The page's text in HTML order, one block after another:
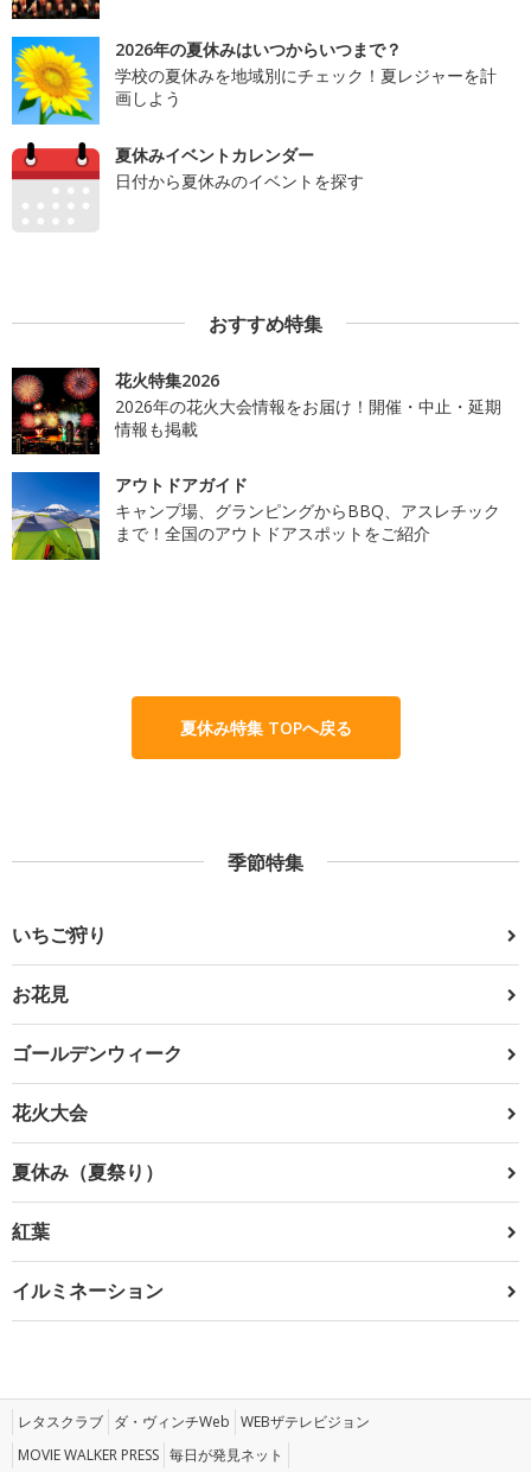
2026年の夏休みはいつからいつまで？
学校の夏休みを地域別にチェック！夏レジャーを計
画しよう
夏休みイベントカレンダー
日付から夏休みのイベントを探す
おすすめ特集
花火特集2026
2026年の花火大会情報をお届け！開催・中止・延期
情報も掲載
アウトドアガイド
キャンプ場、グランピングからBBQ、アスレチック
まで！全国のアウトドアスポットをご紹介
夏休み特集 TOPへ戻る
季節特集
いちご狩り
お花見
ゴールデンウィーク
花火大会
夏休み（夏祭り）
紅葉
イルミネーション
レタスクラブ ダ・ヴィンチWeb WEBザテレビジョン
MOVIE WALKER PRESS 毎日が発見ネット